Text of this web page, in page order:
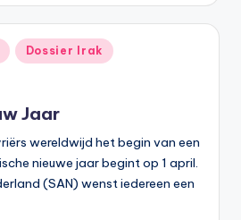
Dossier Irak
Jaar
wereldwijd het begin van een
nieuwe jaar begint op 1 april.
(SAN) wenst iedereen een